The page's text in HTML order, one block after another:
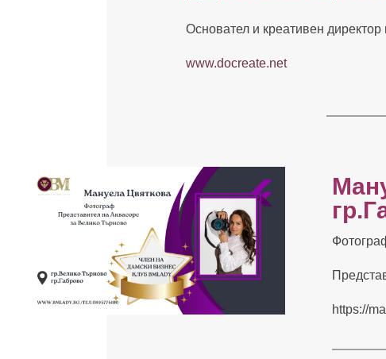
Основател и креативен директор
www.docreate.net
https://